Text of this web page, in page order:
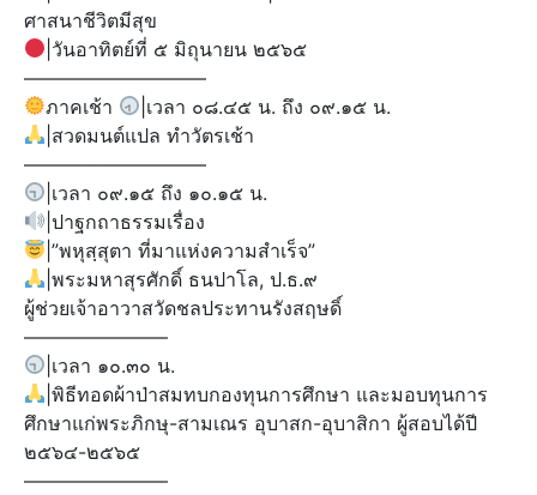
ศาสนาชีวิตมีสุข
|วันอาทิตย์ที่ ๕ มิถุนายน ๒๕๖๕
—————————–
ภาคเช้า
|เวลา ๐๘.๔๕ น. ถึง ๐๙.๑๕ น.
|สวดมนต์แปล ทำวัตรเช้า
—————————–
|เวลา ๐๙.๑๕ ถึง ๑๐.๑๕ น.
|ปาฐกถาธรรมเรื่อง
|”พหุสฺสุตา ที่มาแห่งความสำเร็จ”
|พระมหาสุรศักดิ์ ธนปาโล, ป.ธ.๙
ผู้ช่วยเจ้าอาวาสวัดชลประทานรังสฤษดิ์
———————–
|เวลา ๑๐.๓๐ น.
|พิธีทอดผ้าป่าสมทบกองทุนการศึกษา และมอบทุนการ
ศึกษาแก่พระภิกษุ-สามเณร อุบาสก-อุบาสิกา ผู้สอบได้ปี
๒๕๖๔-๒๕๖๕
———————–